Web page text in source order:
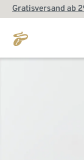
Gratisversand ab